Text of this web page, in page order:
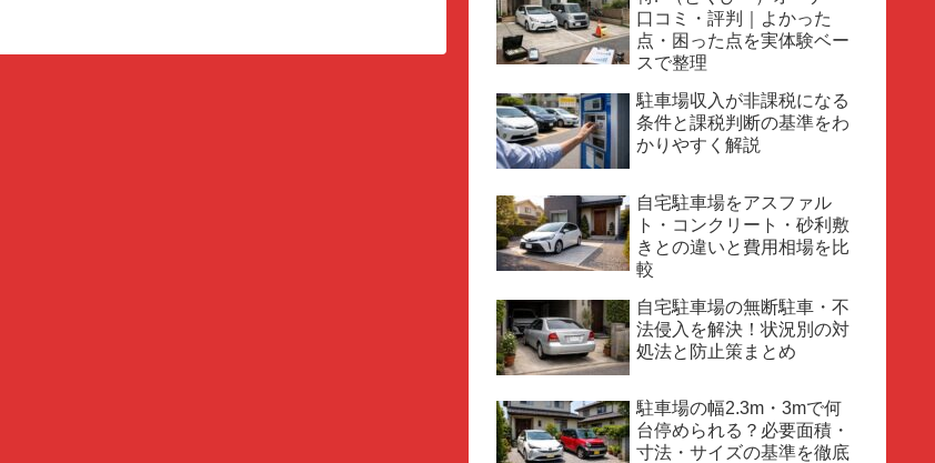
口コミ・評判｜よかった
点・困った点を実体験ベー
スで整理
駐車場収入が非課税になる
条件と課税判断の基準をわ
かりやすく解説
自宅駐車場をアスファル
ト・コンクリート・砂利敷
きとの違いと費用相場を比
較
自宅駐車場の無断駐車・不
法侵入を解決！状況別の対
処法と防止策まとめ
駐車場の幅2.3m・3mで何
台停められる？必要面積・
寸法・サイズの基準を徹底